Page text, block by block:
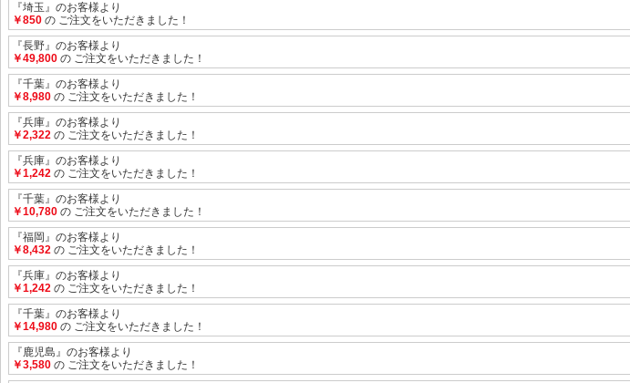
『埼玉』のお客様より
￥850 の ご注文をいただきました！
『長野』のお客様より
￥49,800 の ご注文をいただきました！
『千葉』のお客様より
￥8,980 の ご注文をいただきました！
『兵庫』のお客様より
￥2,322 の ご注文をいただきました！
『兵庫』のお客様より
￥1,242 の ご注文をいただきました！
『千葉』のお客様より
￥10,780 の ご注文をいただきました！
『福岡』のお客様より
￥8,432 の ご注文をいただきました！
『兵庫』のお客様より
￥1,242 の ご注文をいただきました！
『千葉』のお客様より
￥14,980 の ご注文をいただきました！
『鹿児島』のお客様より
￥3,580 の ご注文をいただきました！